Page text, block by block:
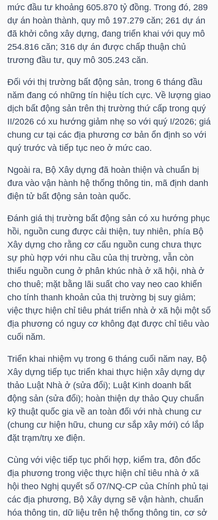
mức đầu tư khoảng 605.870 tỷ đồng. Trong đó, 289
dự án hoàn thành, quy mô 197.279 căn; 261 dự án
đã khởi công xây dựng, đang triển khai với quy mô
254.816 căn; 316 dự án được chấp thuận chủ
trương đầu tư, quy mô 305.243 căn.
Đối với thị trường bất động sản, trong 6 tháng đầu
năm đang có những tín hiệu tích cực. Về lượng giao
dịch bất động sản trên thị trường thứ cấp trong quý
II/2026 có xu hướng giảm nhẹ so với quý I/2026; giá
chung cư tại các địa phương cơ bản ổn định so với
quý trước và tiếp tục neo ở mức cao.
Ngoài ra, Bộ Xây dựng đã hoàn thiện và chuẩn bị
đưa vào vận hành hệ thống thông tin, mã định danh
điện tử bất động sản toàn quốc.
Đánh giá thị trường bất động sản có xu hướng phục
hồi, nguồn cung được cải thiện, tuy nhiên, phía Bộ
Xây dựng cho rằng cơ cấu nguồn cung chưa thực
sự phù hợp với nhu cầu của thị trường, vẫn còn
thiếu nguồn cung ở phân khúc nhà ở xã hội, nhà ở
cho thuê; mặt bằng lãi suất cho vay neo cao khiến
cho tính thanh khoản của thị trường bị suy giảm;
việc thực hiện chỉ tiêu phát triển nhà ở xã hội một số
địa phương có nguy cơ không đạt được chỉ tiêu vào
cuối năm.
Triển khai nhiệm vụ trong 6 tháng cuối năm nay, Bộ
Xây dựng tiếp tục triển khai thực hiện xây dựng dự
thảo Luật Nhà ở (sửa đổi); Luật Kinh doanh bất
động sản (sửa đổi); hoàn thiện dự thảo Quy chuẩn
kỹ thuật quốc gia về an toàn đối với nhà chung cư
(chung cư hiện hữu, chung cư sắp xây mới) có lắp
đặt trạm/trụ xe điện.
Cùng với việc tiếp tục phối hợp, kiểm tra, đôn đốc
địa phương trong việc thực hiện chỉ tiêu nhà ở xã
hội theo Nghị quyết số 07/NQ-CP của Chính phủ tại
các địa phương, Bộ Xây dựng sẽ vận hành, chuẩn
hóa thông tin, dữ liệu trên hệ thống thông tin, cơ sở
PHÂN
TÍCH
VIETSTOCKFINANCE
NGHIỆP
CỔ
PHIẾU
PHÁI
SINH
TRÁI
PHIẾU
CÔNG
CỤ
ĐẦU
TƯ